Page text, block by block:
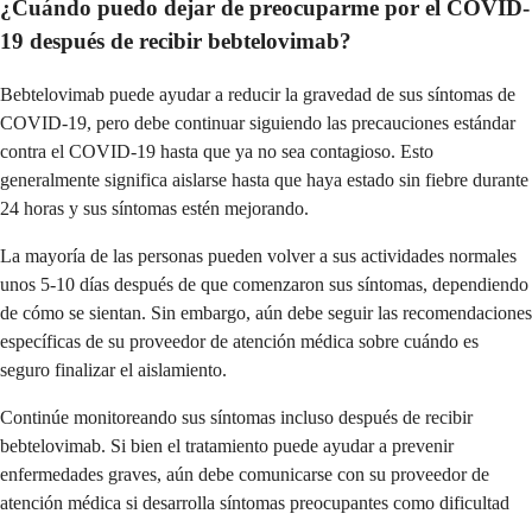
¿Cuándo puedo dejar de preocuparme por el COVID-
19 después de recibir bebtelovimab?
Bebtelovimab puede ayudar a reducir la gravedad de sus síntomas de
COVID-19, pero debe continuar siguiendo las precauciones estándar
contra el COVID-19 hasta que ya no sea contagioso. Esto
generalmente significa aislarse hasta que haya estado sin fiebre durante
24 horas y sus síntomas estén mejorando.
La mayoría de las personas pueden volver a sus actividades normales
unos 5-10 días después de que comenzaron sus síntomas, dependiendo
de cómo se sientan. Sin embargo, aún debe seguir las recomendaciones
específicas de su proveedor de atención médica sobre cuándo es
seguro finalizar el aislamiento.
Continúe monitoreando sus síntomas incluso después de recibir
bebtelovimab. Si bien el tratamiento puede ayudar a prevenir
enfermedades graves, aún debe comunicarse con su proveedor de
atención médica si desarrolla síntomas preocupantes como dificultad